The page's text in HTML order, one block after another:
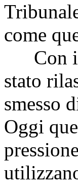
come
Con il
stato
smesso
Oggi